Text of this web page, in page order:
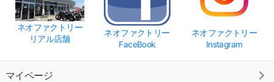
ネオファクトリー
リアル店舗
ネオファクトリー
FaceBook
ネオファクトリー
Instagram
マイページ